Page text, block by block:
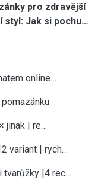
pro zdravější
styl: Jak si pochu…
online…
jinak | re…
variant | rych…
tvarůžky |4 rec…